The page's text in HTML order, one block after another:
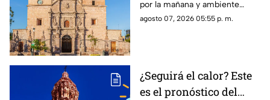
sábado 8 de agosto
por la mañana y ambiente
cálido por la tarde; el clima en
agosto 07, 2026 05:55 p. m.
¿Seguirá el calor? Este
es el pronóstico del